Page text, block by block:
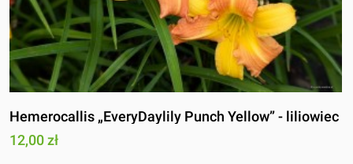
Hemerocallis „EveryDaylily Punch Yellow” - liliowiec
12,00 zł